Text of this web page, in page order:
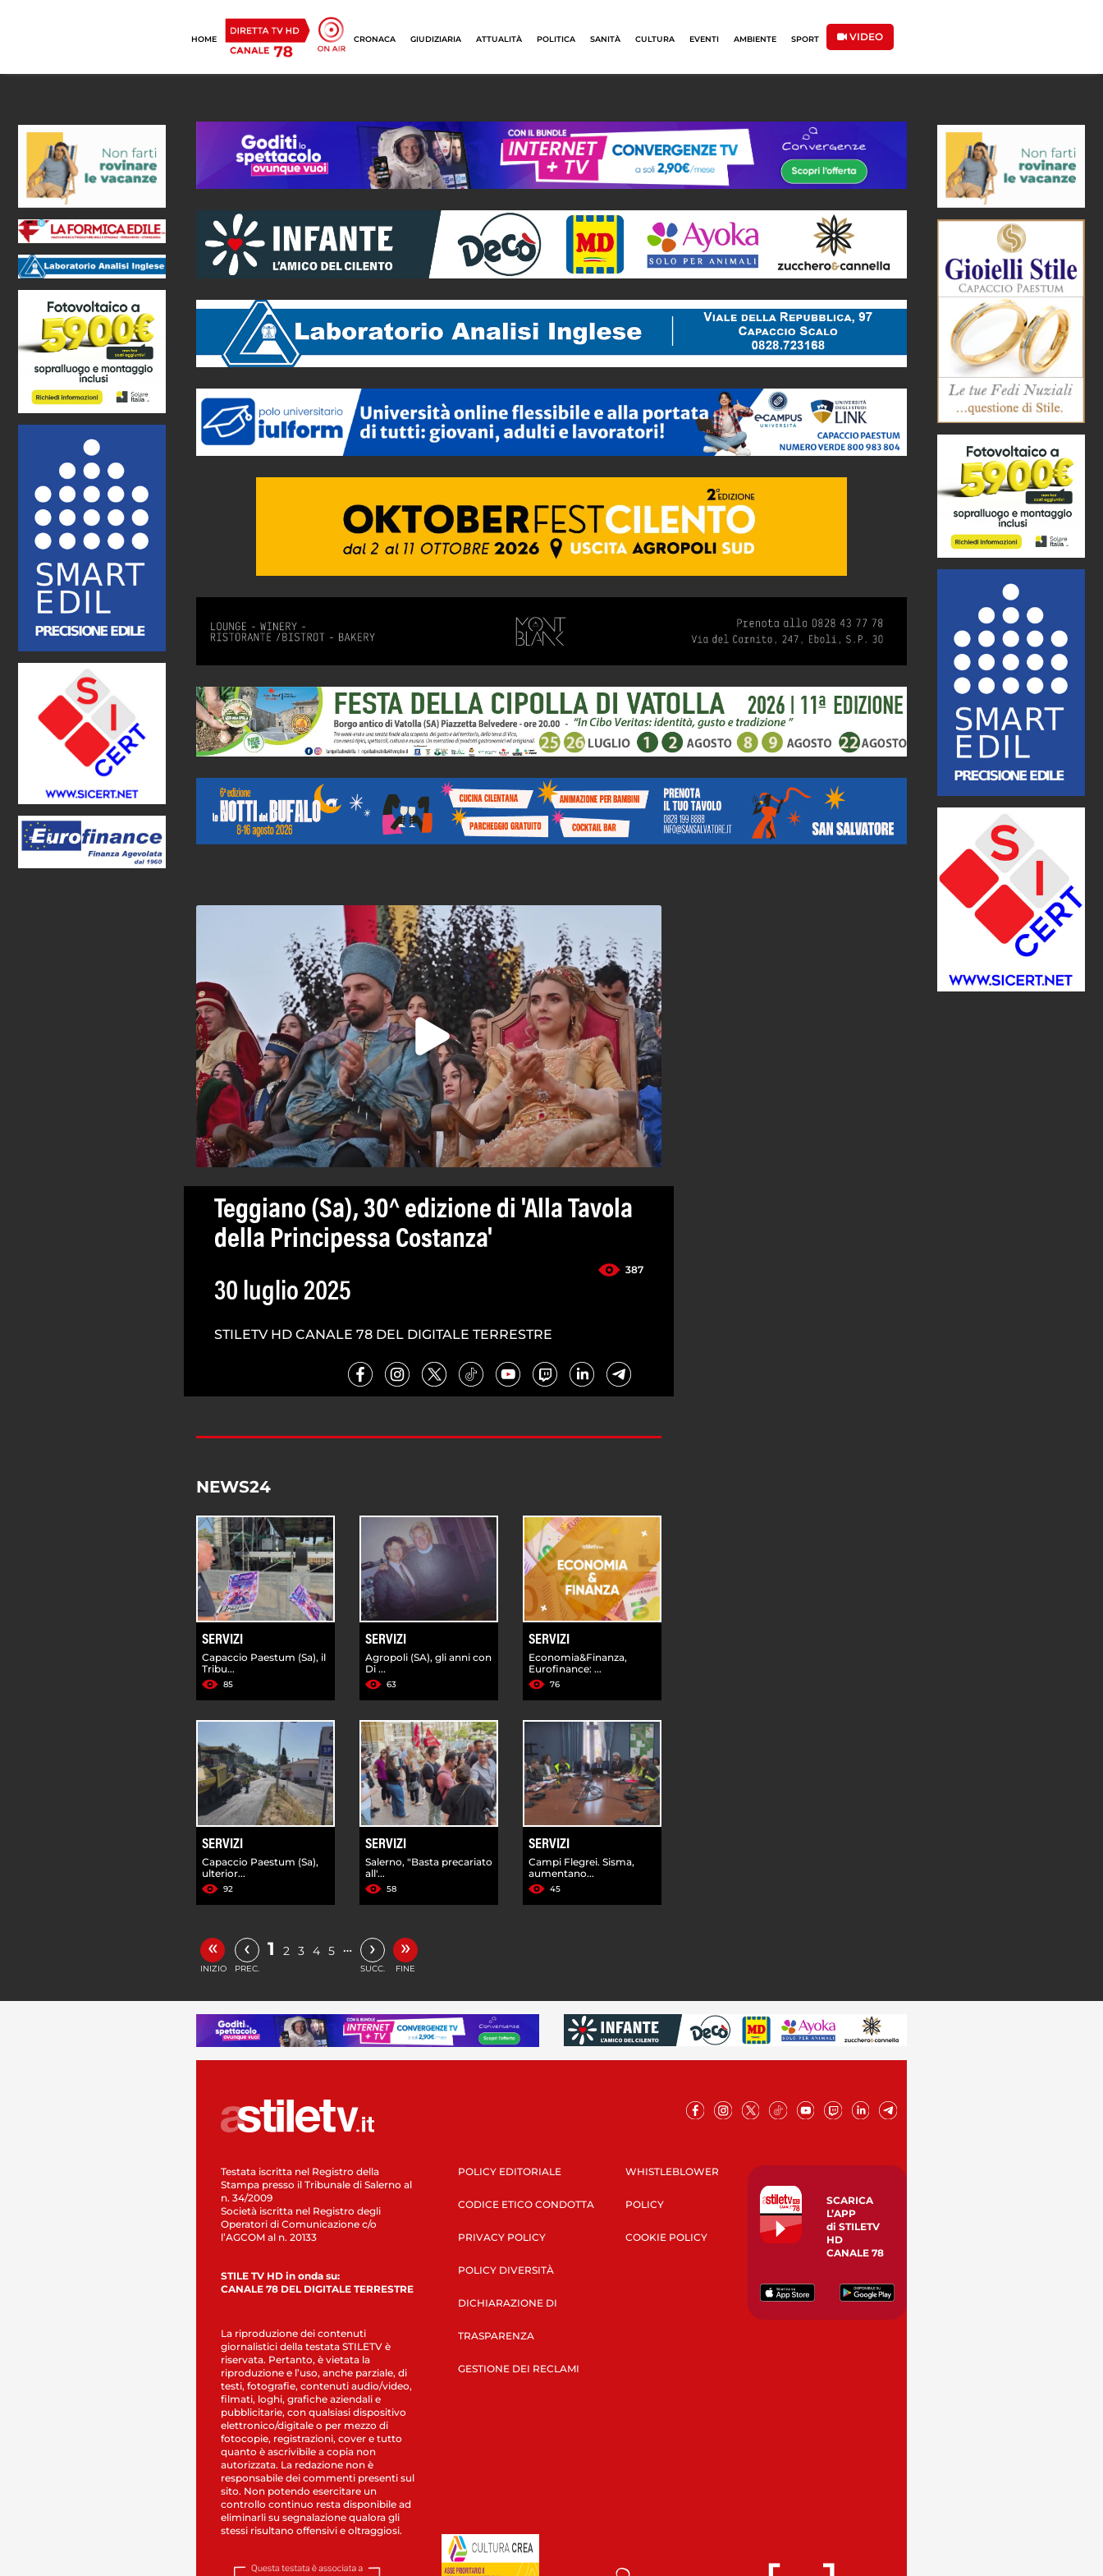
HOME CRONACA GIUDIZIARIA ATTUALITÀ POLITICA SANITÀ CULTURA EVENTI AMBIENTE SPORT VIDEO
Teggiano (Sa), 30^ edizione di 'Alla Tavola
della Principessa Costanza'
387
30 luglio 2025
STILETV HD CANALE 78 DEL DIGITALE TERRESTRE
NEWS24
SERVIZI
Capaccio Paestum (Sa), il
Tribu...
85
SERVIZI
Agropoli (SA), gli anni con
Di ...
63
SERVIZI
Economia&Finanza,
Eurofinance: ...
76
SERVIZI
Capaccio Paestum (Sa),
ulterior...
92
SERVIZI
Salerno, "Basta precariato
all'...
58
SERVIZI
Campi Flegrei. Sisma,
aumentano...
45
«
INIZIO
‹
PREC.
1 2 3 4 5 … ›
SUCC.
»
FINE
Testata iscritta nel Registro della
Stampa presso il Tribunale di Salerno al
n. 34/2009
Società iscritta nel Registro degli
Operatori di Comunicazione c/o
l’AGCOM al n. 20133
STILE TV HD in onda su:
CANALE 78 DEL DIGITALE TERRESTRE
La riproduzione dei contenuti
giornalistici della testata STILETV è
riservata. Pertanto, è vietata la
riproduzione e l’uso, anche parziale, di
testi, fotografie, contenuti audio/video,
filmati, loghi, grafiche aziendali e
pubblicitarie, con qualsiasi dispositivo
elettronico/digitale o per mezzo di
fotocopie, registrazioni, cover e tutto
quanto è ascrivibile a copia non
autorizzata. La redazione non è
responsabile dei commenti presenti sul
sito. Non potendo esercitare un
controllo continuo resta disponibile ad
eliminarli su segnalazione qualora gli
stessi risultano offensivi e oltraggiosi.
POLICY EDITORIALE
CODICE ETICO CONDOTTA
PRIVACY POLICY
POLICY DIVERSITÀ
DICHIARAZIONE DI
TRASPARENZA
GESTIONE DEI RECLAMI
WHISTLEBLOWER
POLICY
COOKIE POLICY
SCARICA
L’APP
di STILETV
HD
CANALE 78